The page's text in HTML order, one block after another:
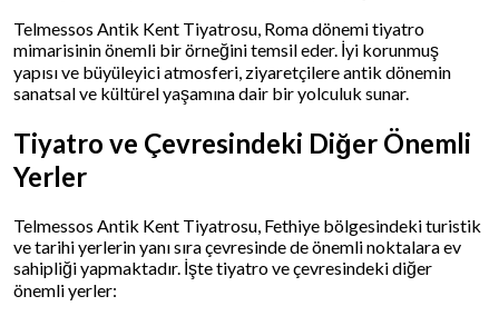
Telmessos Antik Kent Tiyatrosu, Roma dönemi tiyatro
mimarisinin önemli bir örneğini temsil eder. İyi korunmuş
yapısı ve büyüleyici atmosferi, ziyaretçilere antik dönemin
sanatsal ve kültürel yaşamına dair bir yolculuk sunar.
Tiyatro ve Çevresindeki Diğer Önemli
Yerler
Telmessos Antik Kent Tiyatrosu, Fethiye bölgesindeki turistik
ve tarihi yerlerin yanı sıra çevresinde de önemli noktalara ev
sahipliği yapmaktadır. İşte tiyatro ve çevresindeki diğer
önemli yerler: